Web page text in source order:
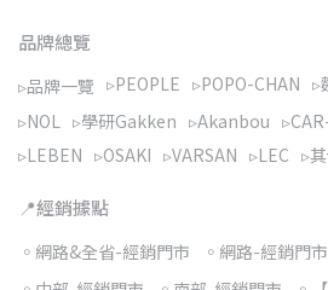
品牌總覽
▹品牌一覽 ▹PEOPLE ▹POPO-CHAN ▹
▹NOL ▹學研Gakken ▹Akanbou
▹LEBEN ▹OSAKI ▹VARSAN ▹LEC ▹
📍經銷據點
◦網路&全省-經銷門市 ◦網路-經銷門市